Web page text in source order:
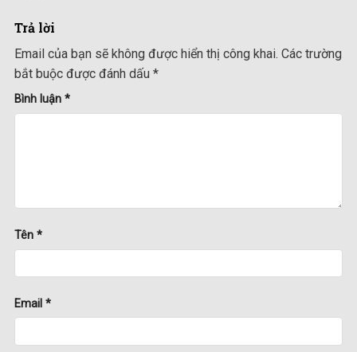
Trả lời
Email của bạn sẽ không được hiển thị công khai. Các trường
bắt buộc được đánh dấu *
Bình luận *
Tên *
Email *